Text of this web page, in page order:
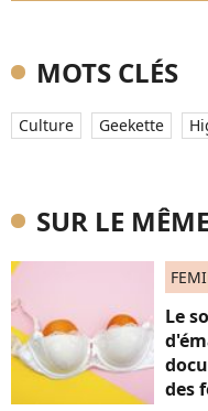
MOTS CLÉS
Culture Geekette
SUR LE
Le
des